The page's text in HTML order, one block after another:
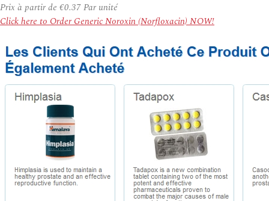
Prix à partir de €0.37Par unité
Click here to Order Generic Noroxin (Norfloxacin) NOW!